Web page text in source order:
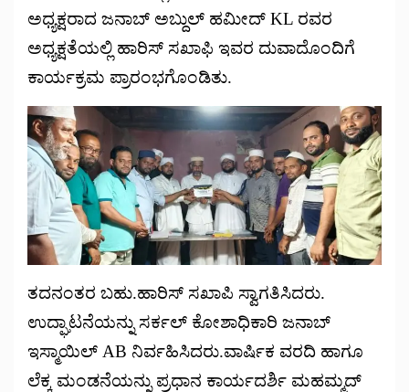
ಅಧ್ಯಕ್ಷರಾದ ಜನಾಬ್ ಅಬ್ದುಲ್ ಹಮೀದ್ KL ರವರ
ಅಧ್ಯಕ್ಷತೆಯಲ್ಲಿ ಹಾರಿಸ್ ಸಖಾಫಿ ಇವರ ದುವಾದೊಂದಿಗೆ
ಕಾರ್ಯಕ್ರಮ ಪ್ರಾರಂಭಗೊಂಡಿತು.
ತದನಂತರ ಬಹು.ಹಾರಿಸ್ ಸಖಾಪಿ ಸ್ವಾಗತಿಸಿದರು.
ಉದ್ಘಾಟನೆಯನ್ನು ಸರ್ಕಲ್ ಕೋಶಾಧಿಕಾರಿ ಜನಾಬ್
ಇಸ್ಮಾಯಿಲ್ AB ನಿರ್ವಹಿಸಿದರು.ವಾರ್ಷಿಕ ವರದಿ ಹಾಗೂ
ಲೆಕ್ಕ ಮಂಡನೆಯನ್ನು ಪ್ರಧಾನ ಕಾರ್ಯದರ್ಶಿ ಮಹಮ್ಮದ್